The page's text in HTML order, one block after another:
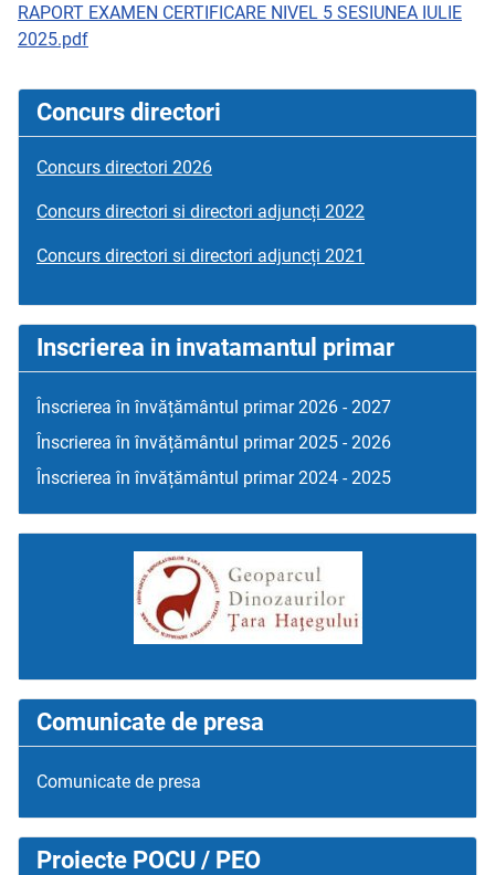
RAPORT EXAMEN CERTIFICARE NIVEL 5 SESIUNEA IULIE
2025.pdf
Concurs directori
Concurs directori 2026
Concurs directori si directori adjuncți 2022
Concurs directori si directori adjuncți 2021
Inscrierea in invatamantul primar
Înscrierea în învățământul primar 2026 - 2027
Înscrierea în învățământul primar 2025 - 2026
Înscrierea în învățământul primar 2024 - 2025
Comunicate de presa
Comunicate de presa
Proiecte POCU / PEO